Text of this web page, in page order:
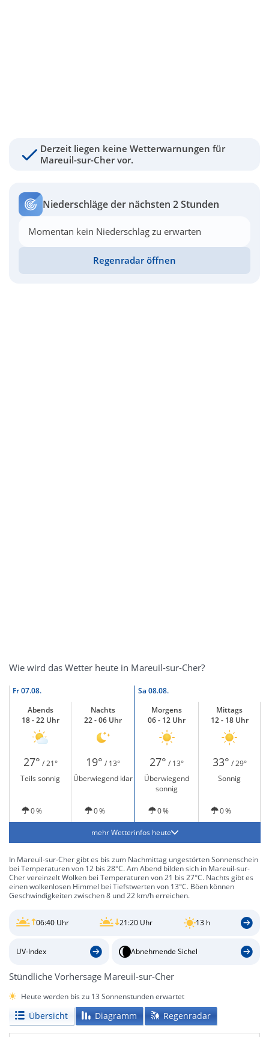
Derzeit liegen keine Wetterwarnungen für
Mareuil-sur-Cher vor.
Niederschläge der nächsten 2 Stunden
Momentan kein Niederschlag zu erwarten
Regenradar öffnen
Wie wird das Wetter heute in Mareuil-sur-Cher?
Fr07.08. Sa 08.08.
Abends
18 - 22 Uhr
Nachts
22 - 06 Uhr
Morgens
06 - 12 Uhr
Mittags
12 - 18 Uhr
27° / 21° 19° / 13° 27° / 13° 33° / 29°
Teils sonnig
Überwiegend klar
Überwiegend
sonnig
Sonnig
0 % 0 % 0 % 0 %
mehr Wetterinfos heute
In Mareuil-sur-Cher gibt es bis zum Nachmittag ungestörten Sonnenschein
bei Temperaturen von 12 bis 28°C. Am Abend bilden sich in Mareuil-sur-
Cher vereinzelt Wolken bei Temperaturen von 21 bis 27°C. Nachts gibt es
einen wolkenlosen Himmel bei Tiefstwerten von 13°C. Böen können
Geschwindigkeiten zwischen 8 und 22 km/h erreichen.
06:40 Uhr 21:20 Uhr 13 h
UV-Index Abnehmende Sichel
Stündliche Vorhersage Mareuil-sur-Cher
Heute werden bis zu 13 Sonnenstunden erwartet
Übersicht Diagramm Regenradar